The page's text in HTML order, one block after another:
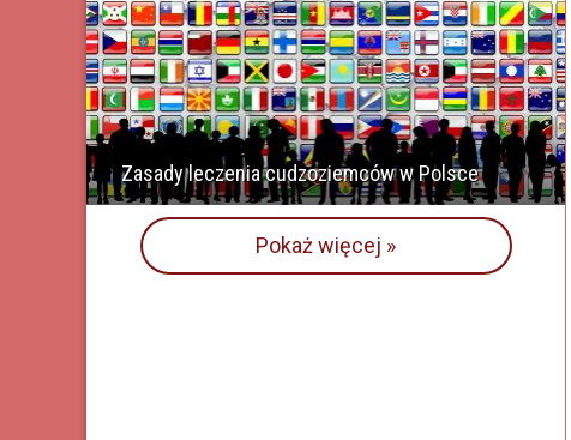
Zasady leczenia cudzoziemców w Polsce
Pokaż więcej »